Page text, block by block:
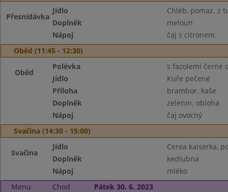
Přesnídávka
Jídlo
Chléb, pomaz. z
Doplněk
meloun
Nápoj
čaj s citronem
Oběd (11:45 - 12:30)
Oběd
Polévka
s fazolemi černé
Jídlo
Kuře pečené
Příloha
brambor. kaše
Doplněk
zelenin. obloha
Nápoj
čaj ovocný
Svačina (14:30 - 15:00)
Svačina
Jídlo
Cerea kaiserka,
Doplněk
kedlubna
Nápoj
mléko
Menu
Chod
Pátek 30. 6. 2023